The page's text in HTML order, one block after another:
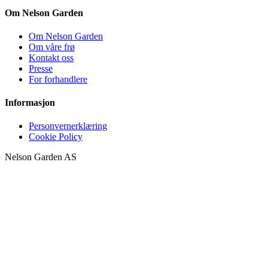
Om Nelson Garden
Om Nelson Garden
Om våre frø
Kontakt oss
Presse
For forhandlere
Informasjon
Personvernerklæring
Cookie Policy
Nelson Garden AS